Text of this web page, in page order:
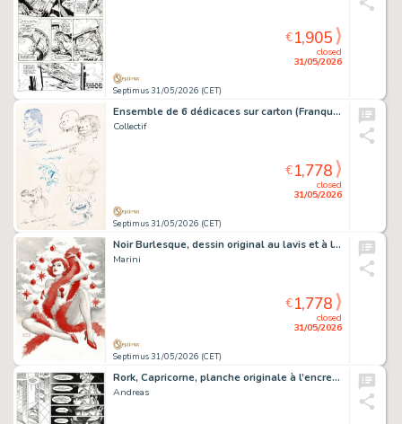
Septimus 31/05/2026 (CET)
closed
31/05/2026
€1,905
Ensemble de 6 dédicaces sur carton (Franquin, Morris, Leloup, Will, Roba et Graton).
Collectif
Septimus 31/05/2026 (CET)
closed
31/05/2026
€1,778
Noir Burlesque, dessin original au lavis et à l’aquarelle. Au verso joli crayonné original.
Marini
Septimus 31/05/2026 (CET)
closed
31/05/2026
€1,778
Rork, Capricorne, planche originale à l’encre de chine.
Andreas